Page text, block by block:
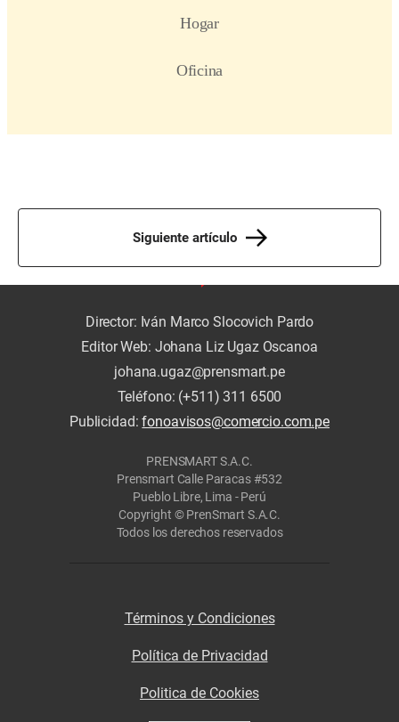
Siguiente artículo
Director: Iván Marco Slocovich Pardo
Editor Web: Johana Liz Ugaz Oscanoa
johana.ugaz@prensmart.pe
Teléfono: (+511) 311 6500
Publicidad:fonoavisos@comercio.com.pe
PRENSMART S.A.C.
Prensmart Calle Paracas #532
Pueblo Libre, Lima - Perú
Copyright © PrenSmart S.A.C.
Todos los derechos reservados
Términos y Condiciones
Política de Privacidad
Politica de Cookies